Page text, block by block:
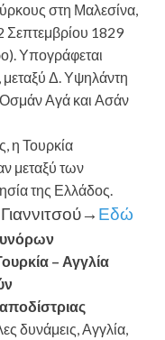
στη Μαλεσίνα,
Σεπτεμβρίου 1829
Υπογράφεται
Δ. Υψηλάντη
Οσμάν Αγά και Ασάν
η Τουρκία
μεταξύ των
της Ελλάδος.
Εδώ
– Αγγλία
δυνάμεις, Αγγλία,